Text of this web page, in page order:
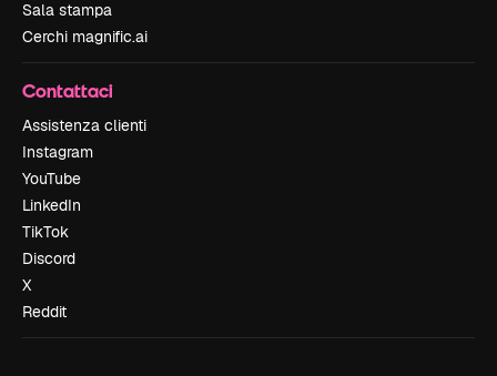
Sala stampa
Cerchi magnific.ai
Contattaci
Assistenza clienti
Instagram
YouTube
LinkedIn
TikTok
Discord
X
Reddit